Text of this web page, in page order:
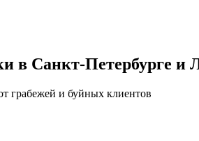
в Санкт‑Петербурге и
грабежей и буйных клиентов